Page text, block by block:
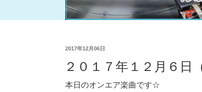
2017年12月06日
２０１７年１２月６日
本日のオンエア楽曲です☆